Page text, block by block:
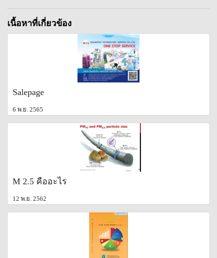
เนื้อหาที่เกี่ยวข้อง
Salepage
6 พ.ย. 2565
M 2.5 คืออะไร
12 พ.ย. 2562